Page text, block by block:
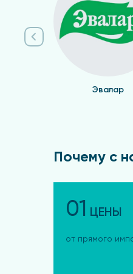
Гарантия
Широкая
здоровья.
Эвалар
Почему с
01 ЦЕНЫ
от прямого